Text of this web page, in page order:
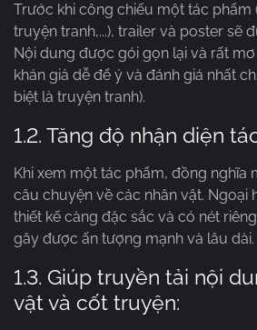
Trước khi công chiếu một tác phẩm
truyện tranh,...), trailer và poster sẽ
Nội dung được gói gọn lại và rất mơ
khán giả dễ để ý và đánh giá nhất
biệt là truyện tranh).
1.2. Tăng độ nhận diện
Khi xem một tác phẩm, đồng nghĩa
câu chuyện về các nhân vật. Ngoại
thiết kế càng đặc sắc và có nét
gây được ấn tượng mạnh và lâu dài.
1.3. Giúp truyền tải nội
vật và cốt truyện: